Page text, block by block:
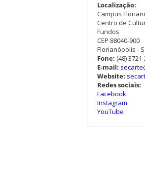
Localização:
Campus
Centro de
Fundos
CEP 88040-900
Florianópolis -
Fone: (48)
E-mail:
Website:
Redes sociais:
Facebook
Instagram
YouTube